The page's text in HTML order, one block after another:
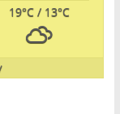
19°C/ 13°C